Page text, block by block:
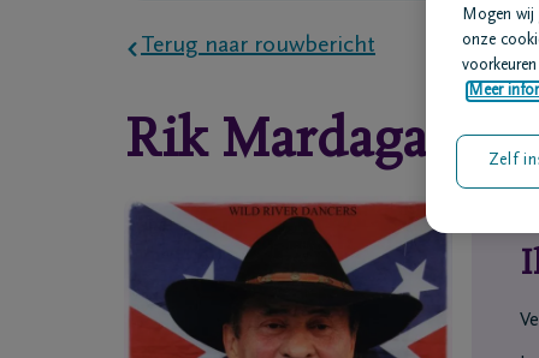
Terug naar rouwbericht
Rik Mardaga
Mogen wij
onze
Meer
Zelf